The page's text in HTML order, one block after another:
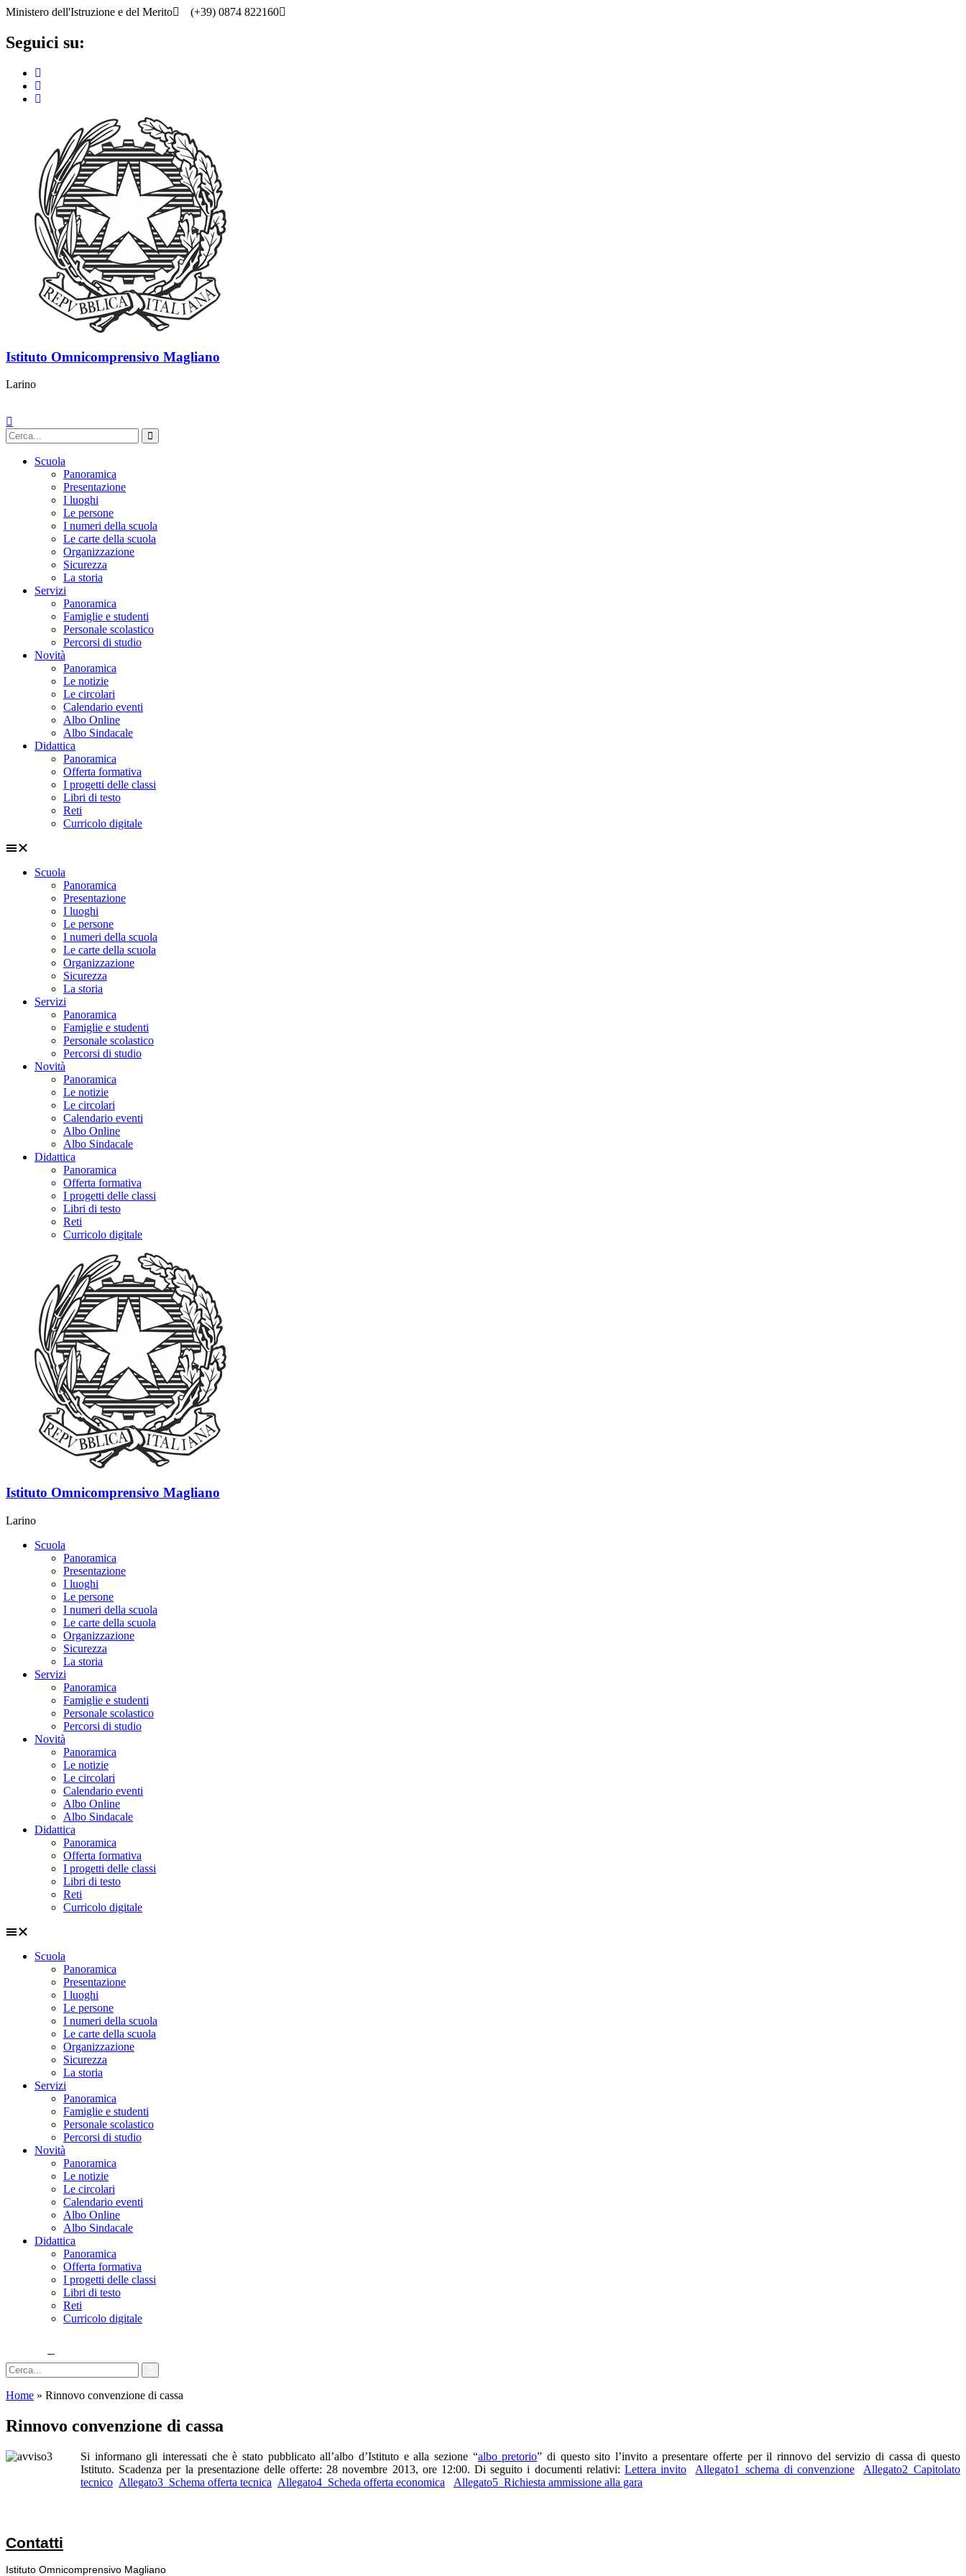
Ministero dell'Istruzione e del Merito (+39) 0874 822160
Seguici su:
Istituto Omnicomprensivo Magliano
Larino
Scuola
Panoramica
Presentazione
I luoghi
Le persone
I numeri della scuola
Le carte della scuola
Organizzazione
Sicurezza
La storia
Servizi
Panoramica
Famiglie e studenti
Personale scolastico
Percorsi di studio
Novità
Panoramica
Le notizie
Le circolari
Calendario eventi
Albo Online
Albo Sindacale
Didattica
Panoramica
Offerta formativa
I progetti delle classi
Libri di testo
Reti
Curricolo digitale
Scuola
Panoramica
Presentazione
I luoghi
Le persone
I numeri della scuola
Le carte della scuola
Organizzazione
Sicurezza
La storia
Servizi
Panoramica
Famiglie e studenti
Personale scolastico
Percorsi di studio
Novità
Panoramica
Le notizie
Le circolari
Calendario eventi
Albo Online
Albo Sindacale
Didattica
Panoramica
Offerta formativa
I progetti delle classi
Libri di testo
Reti
Curricolo digitale
Istituto Omnicomprensivo Magliano
Larino
Scuola
Panoramica
Presentazione
I luoghi
Le persone
I numeri della scuola
Le carte della scuola
Organizzazione
Sicurezza
La storia
Servizi
Panoramica
Famiglie e studenti
Personale scolastico
Percorsi di studio
Novità
Panoramica
Le notizie
Le circolari
Calendario eventi
Albo Online
Albo Sindacale
Didattica
Panoramica
Offerta formativa
I progetti delle classi
Libri di testo
Reti
Curricolo digitale
Scuola
Panoramica
Presentazione
I luoghi
Le persone
I numeri della scuola
Le carte della scuola
Organizzazione
Sicurezza
La storia
Servizi
Panoramica
Famiglie e studenti
Personale scolastico
Percorsi di studio
Novità
Panoramica
Le notizie
Le circolari
Calendario eventi
Albo Online
Albo Sindacale
Didattica
Panoramica
Offerta formativa
I progetti delle classi
Libri di testo
Reti
Curricolo digitale
Home » Rinnovo convenzione di cassa
Rinnovo convenzione di cassa
Si informano gli interessati che è stato pubblicato all’albo d’Istituto e alla sezione “albo pretorio” di questo sito l’invito a presentare offerte per il rinnovo del servizio di cassa di questo
Istituto. Scadenza per la presentazione delle offerte: 28 novembre 2013, ore 12:00.Di seguito i documenti relativi: Lettera invito Allegato1_schema di convenzione
Allegato2_Capitolato
tecnico Allegato3_Schema offerta tecnica Allegato4_Scheda offerta economica Allegato5_Richiesta ammissione alla gara
Contatti
Istituto Omnicomprensivo Magliano